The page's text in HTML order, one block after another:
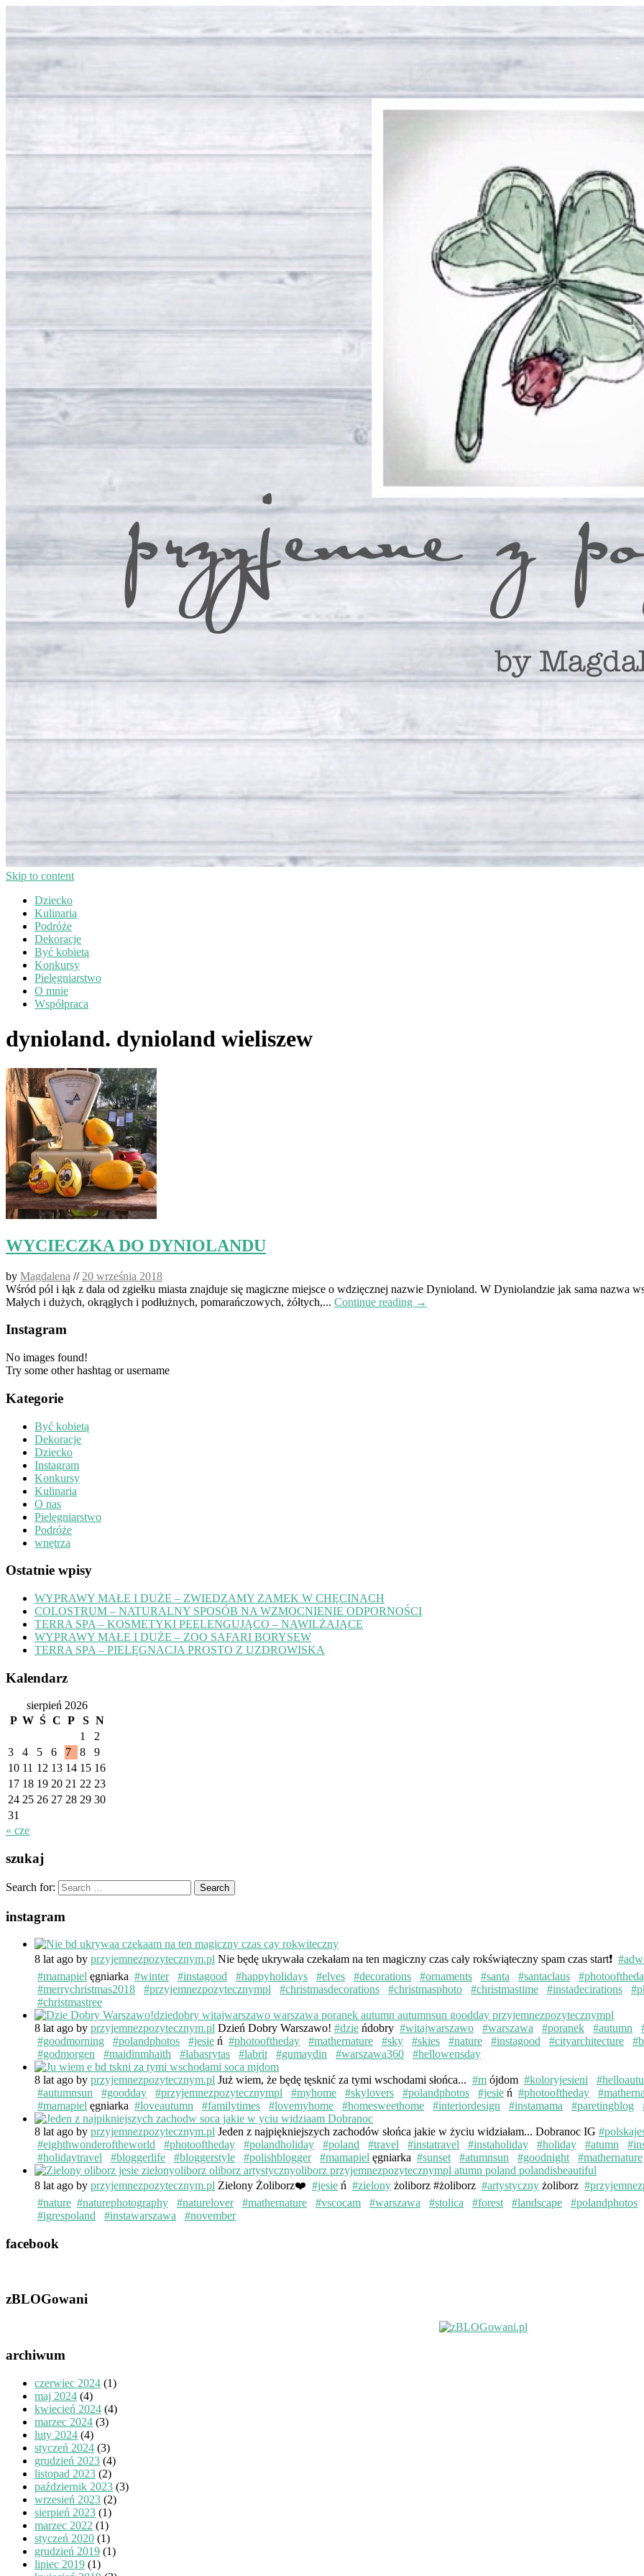
Skip to content
Dziecko
Kulinaria
Podróże
Dekoracje
Być kobietą
Konkursy
Pielęgniarstwo
O mnie
Współpraca
dynioland. dynioland wieliszew
WYCIECZKA DO DYNIOLANDU
by Magdalena // 20 września 2018
Wśród pól i łąk z dala od zgiełku miasta znajduje się magiczne miejsce o wdzięcznej nazwie Dynioland. W Dyniolandzie jak sama nazwa
Małych i dużych, okrągłych i podłużnych, pomarańczowych, żółtych,... Continue reading →
Instagram
No images found!
Try some other hashtag or username
Kategorie
Być kobietą
Dekoracje
Dziecko
Instagram
Konkursy
Kulinaria
O nas
Pielęgniarstwo
Podróże
wnętrza
Ostatnie wpisy
WYPRAWY MAŁE I DUŻE – ZWIEDZAMY ZAMEK W CHĘCINACH
COLOSTRUM – NATURALNY SPOSÓB NA WZMOCNIENIE ODPORNOŚCI
TERRA SPA – KOSMETYKI PEELENGUJĄCO – NAWILŻAJĄCE
WYPRAWY MAŁE I DUŻE – ZOO SAFARI BORYSEW
TERRA SPA – PIELĘGNACJA PROSTO Z UZDROWISKA
Kalendarz
sierpień 2026
P W Ś C P S N
1
2
3
4 5 6 7 8
9
10 11 12 13 14 15 16
17 18 19 20 21 22 23
24 25 26 27 28 29 30
31
« cze
szukaj
Search for:
instagram
8 lat ago by przyjemnezpozytecznym.pl Nie będę ukrywała czekałam na ten magiczny czas cały rokświąteczny spam czas start❗️
#mamapiel ęgniarka #winter #instagood #happyholidays #elves #decorations #ornaments #santa #santaclaus
#merrychristmas2018
#przyjemnezpozytecznympl #christmasdecorations #christmasphoto #christmastime #instadecirations
#christmastree
8 lat ago by przyjemnezpozytecznym.pl Dzień Dobry Warszawo! #dzie ńdobry #witajwarszawo #warszawa #poranek #autumn
#goodmorning
#polandphotos #jesie ń #photooftheday #mathernature #sky #skies #nature #instagood #cityarchitecture
#godmorgen
#maidinmhaith #labasrytas #labrit #gumaydin #warszawa360 #hellowensday
8 lat ago by przyjemnezpozytecznym.pl Już wiem, że będę tęsknić za tymi wschodami słońca... #m ójdom #koloryjesieni
#autumnsun
#goodday #przyjemnezpozytecznympl #myhome #skylovers #polandphotos #jesie ń #photooftheday
#mamapiel ęgniarka #loveautumn #familytimes #lovemyhome #homesweethome #interiordesign #instamama #paretingblog
8 lat ago by przyjemnezpozytecznym.pl Jeden z najpiękniejszych zachodów słońca jakie w życiu widziałam... Dobranoc IG
#eighthwonderoftheworld
#photooftheday #polandholiday #poland #travel #instatravel #instaholiday #holiday #atumn
#holidaytravel
#bloggerlife #bloggerstyle #polishblogger #mamapiel ęgniarka #sunset #atumnsun #goodnight #mathernature
8 lat ago by przyjemnezpozytecznym.pl Zielony Żoliborz❤️ #jesie ń #zielony żoliborz #żoliborz #artystyczny żoliborz
#nature #naturephotography #naturelover #mathernature #vscocam #warszawa #stolica #forest #landscape #polandphotos
#igrespoland
#instawarszawa #november
facebook
zBLOGowani
archiwum
czerwiec 2024 (1)
maj 2024 (4)
kwiecień 2024 (4)
marzec 2024 (3)
luty 2024 (4)
styczeń 2024 (3)
grudzień 2023 (4)
listopad 2023 (2)
październik 2023 (3)
wrzesień 2023 (2)
sierpień 2023 (1)
marzec 2022 (1)
styczeń 2020 (1)
grudzień 2019 (1)
lipiec 2019 (1)